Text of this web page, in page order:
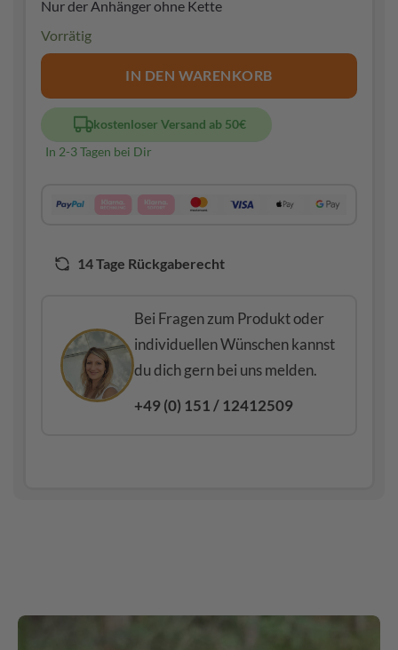
Nur der Anhänger ohne Kette
Vorrätig
IN DEN WARENKORB
kostenloser Versand ab 50€
In 2-3 Tagen bei Dir
14 Tage Rückgaberecht
Bei Fragen zum Produkt oder
individuellen Wünschen kannst
du dich gern bei uns melden.
+49 (0) 151 / 12412509